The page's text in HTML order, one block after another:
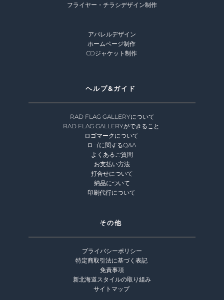
フライヤー・チラシデザイン制作
アパレルデザイン
ホームページ制作
CDジャケット制作
ヘルプ&ガイド
RAD FLAG GALLERYについて
RAD FLAG GALLERYができること
ロゴマークについて
ロゴに関するQ&A
よくあるご質問
お支払い方法
打合せについて
納品について
印刷代行について
その他
プライバシーポリシー
特定商取引法に基づく表記
免責事項
新北海道スタイルの取り組み
サイトマップ